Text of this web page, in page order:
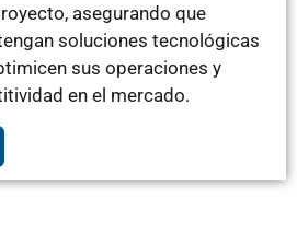
asegurando que
soluciones tecnológicas
sus operaciones y
en el mercado.